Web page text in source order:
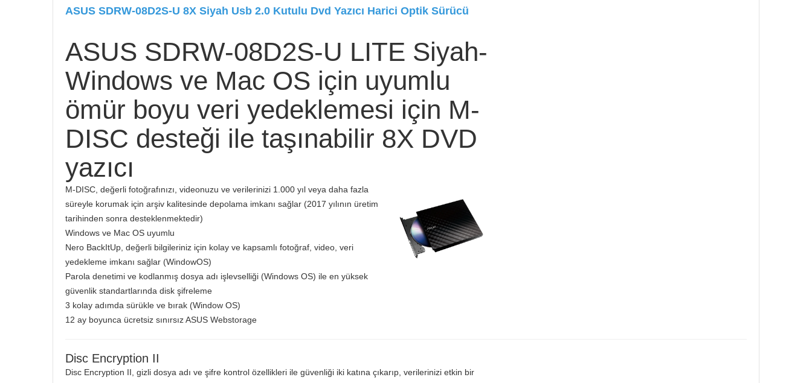
ASUS SDRW-08D2S-U 8X Siyah Usb 2.0 Kutulu Dvd Yazıcı Harici Optik Sürücü
ASUS SDRW-08D2S-U LITE Siyah-
Windows ve Mac OS için uyumlu
ömür boyu veri yedeklemesi için M-
DISC desteği ile taşınabilir 8X DVD
yazıcı
M-DISC, değerli fotoğrafınızı, videonuzu ve verilerinizi 1.000 yıl veya daha fazla
süreyle korumak için arşiv kalitesinde depolama imkanı sağlar (2017 yılının üretim
tarihinden sonra desteklenmektedir)
Windows ve Mac OS uyumlu
Nero BackItUp, değerli bilgileriniz için kolay ve kapsamlı fotoğraf, video, veri
yedekleme imkanı sağlar (WindowOS)
Parola denetimi ve kodlanmış dosya adı işlevselliği (Windows OS) ile en yüksek
güvenlik standartlarında disk şifreleme
3 kolay adımda sürükle ve bırak (Window OS)
12 ay boyunca ücretsiz sınırsız ASUS Webstorage
Disc Encryption II
Disc Encryption II, gizli dosya adı ve şifre kontrol özellikleri ile güvenliği iki katına çıkarıp, verilerinizi etkin bir